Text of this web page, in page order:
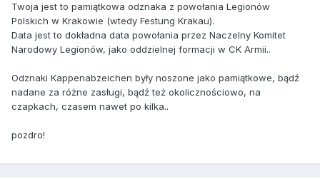
Twoja jest to pamiątkowa odznaka z powołania Legionów
Polskich w Krakowie (wtedy Festung Krakau).
Data jest to dokładna data powołania przez Naczelny Komitet
Narodowy Legionów, jako oddzielnej formacji w CK Armii..
Odznaki Kappenabzeichen były noszone jako pamiątkowe, bądź
nadane za różne zasługi, bądź też okolicznościowo, na
czapkach, czasem nawet po kilka..
pozdro!